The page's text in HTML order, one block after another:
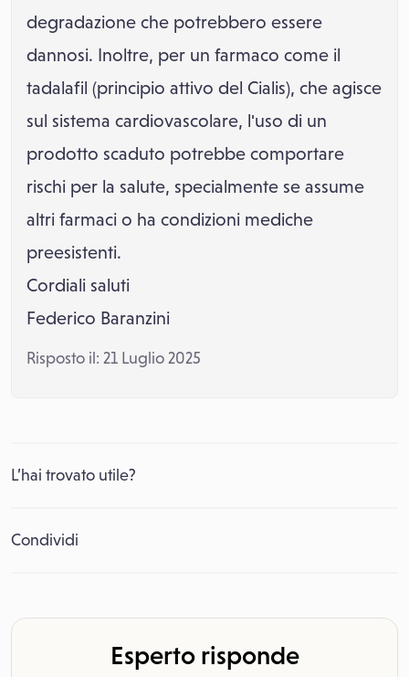
degradazione che potrebbero essere
dannosi. Inoltre, per un farmaco come il
tadalafil (principio attivo del Cialis), che agisce
sul sistema cardiovascolare, l'uso di un
prodotto scaduto potrebbe comportare
rischi per la salute, specialmente se assume
altri farmaci o ha condizioni mediche
preesistenti.
Cordiali saluti
Federico Baranzini
Risposto il: 21 Luglio 2025
L’hai trovato utile?
Condividi
Esperto risponde